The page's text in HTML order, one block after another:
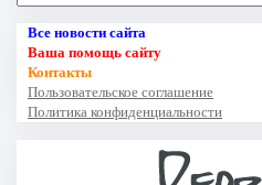
Все новости сайта
Ваша помощь сайту
Контакты
Пользовательское соглашение
Политика конфиденциальности